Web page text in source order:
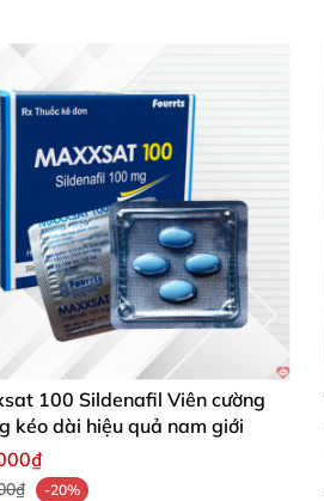
100 Sildenafil Viên cường
kéo dài hiệu quả nam giới
-20%